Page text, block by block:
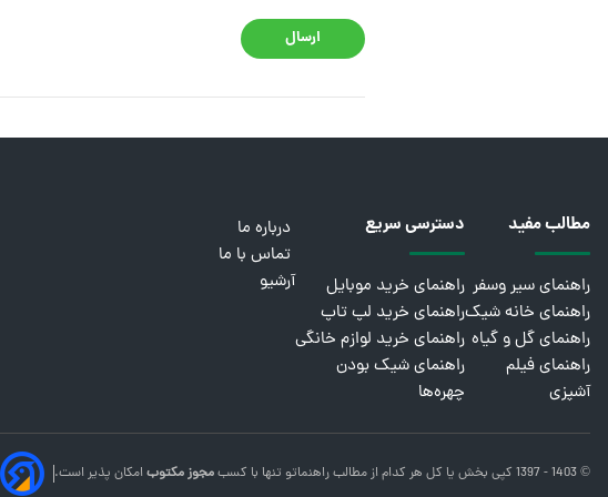
ارسال
مطالب مفید
راهنمای سیر وسفر
راهنمای خانه شیک
راهنمای گل و گیاه
راهنمای فیلم
آشپزی
دسترسی سریع
راهنمای خرید موبایل
راهنمای خرید لپ تاپ
راهنمای خرید لوازم خانگی
راهنمای شیک بودن
چهره‌ها
درباره ما
تماس با ما
آرشیو
© 1403 - 1397 کپی بخش یا کل هر کدام از مطالب راهنماتو تنها با کسبمجوز مکتوبامکان پذیر است.